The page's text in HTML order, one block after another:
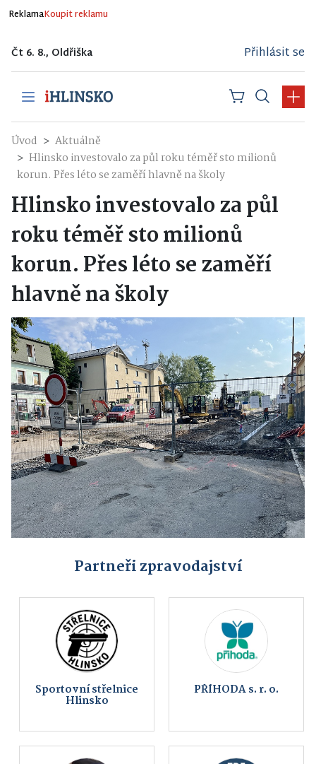
ReklamaKoupit reklamu
Čt 6. 8., Oldřiška Přihlásit se
Úvod
Aktuálně
Hlinsko investovalo za půl roku téměř sto milionů
korun. Přes léto se zaměří hlavně na školy
Hlinsko investovalo za půl
roku téměř sto milionů
korun. Přes léto se zaměří
hlavně na školy
Partneři zpravodajství
Sportovní střelnice
Hlinsko
PŘÍHODA s. r. o.